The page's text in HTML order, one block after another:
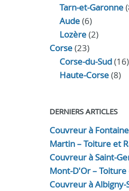
Tarn-et-Garonne
Aude(6)
Lozère(2)
Corse(23)
Corse-du-Sud(16)
Haute-Corse(8)
DERNIERS ARTICLES
Couvreur à
Martin – Toiture et
Couvreur à Saint-
Mont-D'Or – Toiture
Couvreur à Albigny-